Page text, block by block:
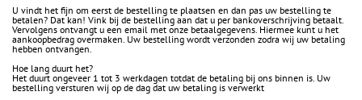
U vindt het fijn om eerst de bestelling te plaatsen en dan pas uw bestelling te
betalen? Dat kan! Vink bij de bestelling aan dat u per bankoverschrijving betaalt.
Vervolgens ontvangt u een email met onze betaalgegevens. Hiermee kunt u het
aankoopbedrag overmaken. Uw bestelling wordt verzonden zodra wij uw betaling
hebben ontvangen.
Hoe lang duurt het?
Het duurt ongeveer 1 tot 3 werkdagen totdat de betaling bij ons binnen is. Uw
bestelling versturen wij op de dag dat uw betaling is verwerkt